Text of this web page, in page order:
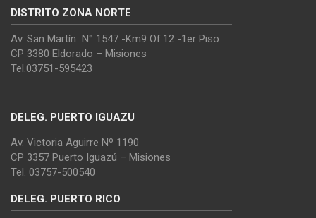
DISTRITO ZONA NORTE
Av. San Martín N° 1547 -Km9 Of.12 -1er Piso
CP 3380 Eldorado – Misiones
Tel.03751-595423
DELEG. PUERTO IGUAZU
Av. Victoria Aguirre Nº 1190
CP 3357 Puerto Iguazú – Misiones
Tel. 03757-500540
DELEG. PUERTO RICO